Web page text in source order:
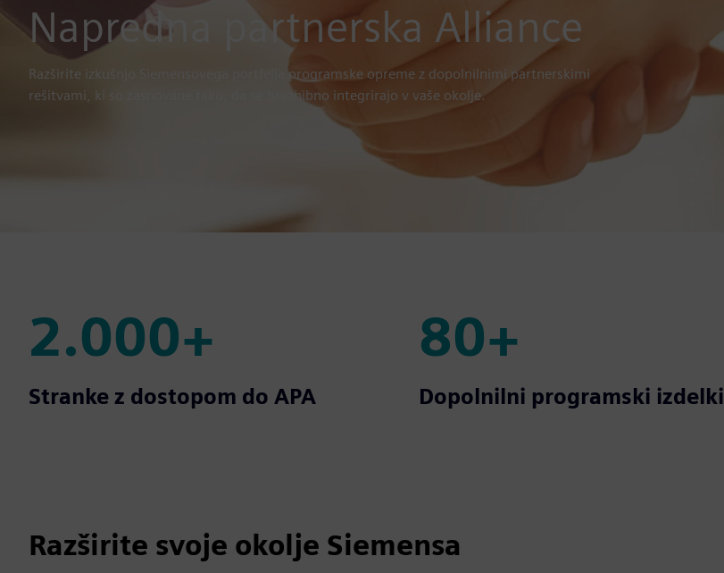
Napredna partnerska Alliance
Razširite izkušnjo Siemensovega portfelja programske opreme z dopolnilnimi partnerskimi
rešitvami, ki so zasnovane tako, da se brezhibno integrirajo v vaše okolje.
2.000+
2.000+
Stranke z dostopom do APA
80+
80+
Dopolnilni programski izdelki
Razširite svoje okolje Siemensa